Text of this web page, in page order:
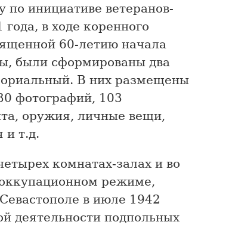
инициативе ветеранов-
в ходе коренного
60-летию начала
были сформированы два
В них размещены
фотографий, 103
оружия, личные вещи,
и т.д.
комнатах-залах и во
режиме,
в июле 1942
деятельности подпольных